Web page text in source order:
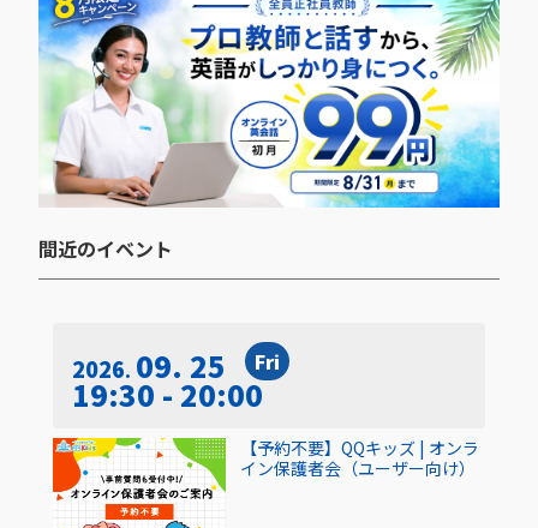
間近のイベント​
2026 09. 25 Fri
19:30 - 20:00
【予約不要】QQキッズ | オンラ
イン保護者会（ユーザー向け）